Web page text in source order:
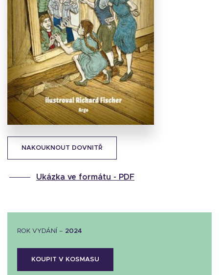
NAKOUKNOUT DOVNITŘ
Ukázka ve formátu - PDF
ROK VYDÁNÍ – 2024
KOUPIT V KOSMASU